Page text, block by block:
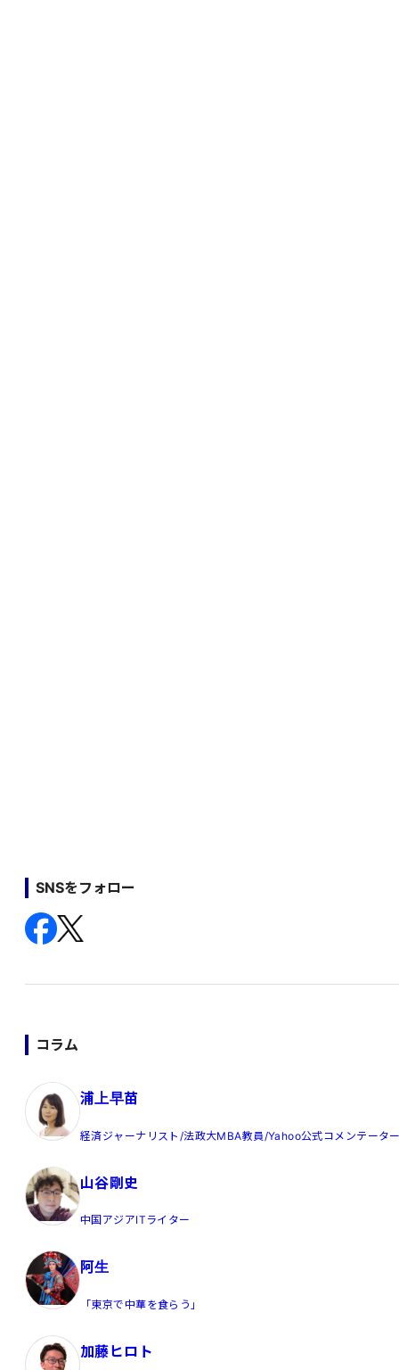
SNSをフォロー
コラム
浦上早苗
経済ジャーナリスト/法政大MBA教員/Yahoo公式コメンテータ
山谷剛史
中国アジアITライター
阿生
「東京で中華を食らう」
加藤ヒロト